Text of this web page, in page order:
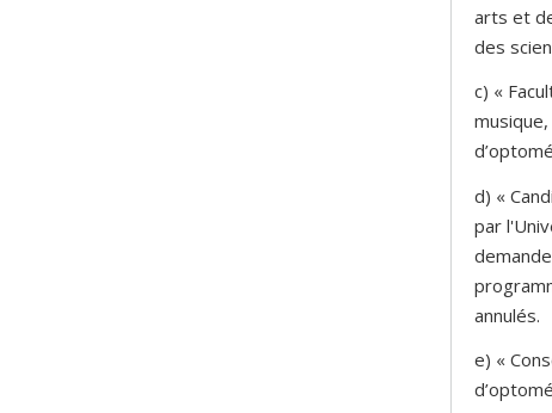
arts et
des
c) «
d) «
par
annulés.
e) «